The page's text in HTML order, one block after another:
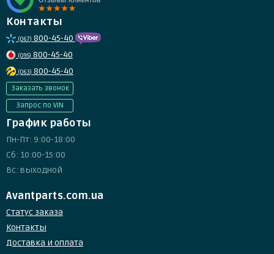
Контакты
(067) 800-45-40
(095) 800-45-40
(063) 800-45-40
Заказать звонок
Запрос по VIN
График работы
Пн-Пт: 9:00-18:00
Сб: 10:00-15:00
Вс: выходной
Avantparts.com.ua
Статус заказа
Контакты
Доставка и оплата